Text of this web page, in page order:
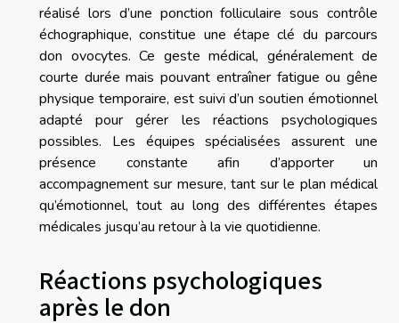
réalisé lors d’une ponction folliculaire sous contrôle
échographique, constitue une étape clé du parcours
don ovocytes. Ce geste médical, généralement de
courte durée mais pouvant entraîner fatigue ou gêne
physique temporaire, est suivi d’un soutien émotionnel
adapté pour gérer les réactions psychologiques
possibles. Les équipes spécialisées assurent une
présence constante afin d’apporter un
accompagnement sur mesure, tant sur le plan médical
qu’émotionnel, tout au long des différentes étapes
médicales jusqu’au retour à la vie quotidienne.
Réactions psychologiques
après le don